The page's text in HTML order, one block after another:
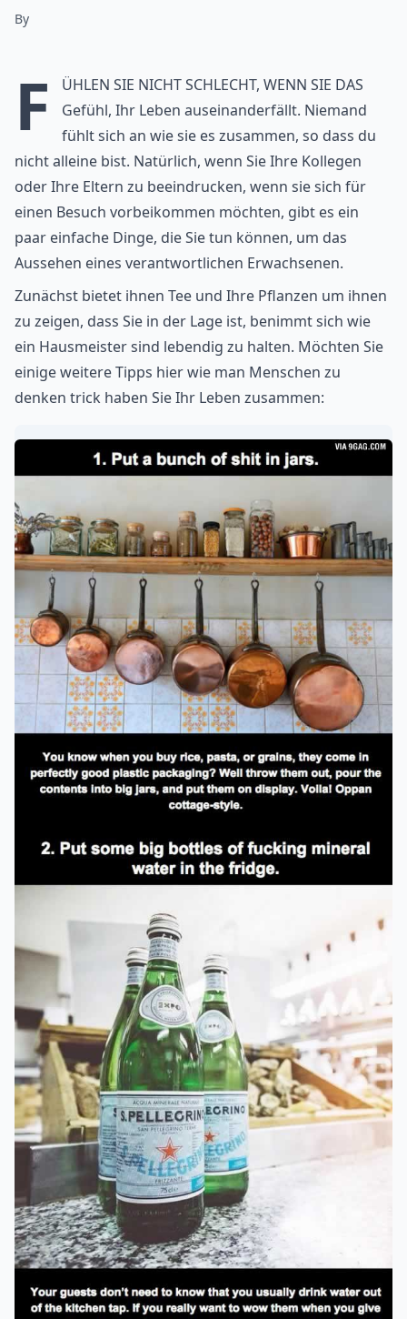
By
F
ühlen Sie nicht schlecht, wenn Sie das
Gefühl, Ihr Leben auseinanderfällt. Niemand
fühlt sich an wie sie es zusammen, so dass du
nicht alleine bist. Natürlich, wenn Sie Ihre Kollegen
oder Ihre Eltern zu beeindrucken, wenn sie sich für
einen Besuch vorbeikommen möchten, gibt es ein
paar einfache Dinge, die Sie tun können, um das
Aussehen eines verantwortlichen Erwachsenen.
Zunächst bietet ihnen Tee und Ihre Pflanzen um ihnen
zu zeigen, dass Sie in der Lage ist, benimmt sich wie
ein Hausmeister sind lebendig zu halten. Möchten Sie
einige weitere Tipps hier wie man Menschen zu
denken trick haben Sie Ihr Leben zusammen: